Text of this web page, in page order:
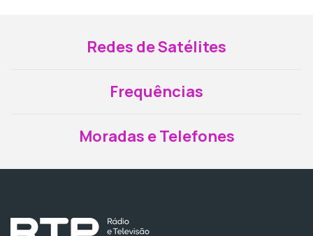
Redes de Satélites
Frequências
Moradas e Telefones